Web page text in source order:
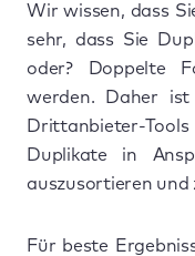
Wir wissen, dass
sehr, dass Sie
oder? Doppelte
werden. Daher
Drittanbieter-
Duplikate in
auszusortieren und
Für beste